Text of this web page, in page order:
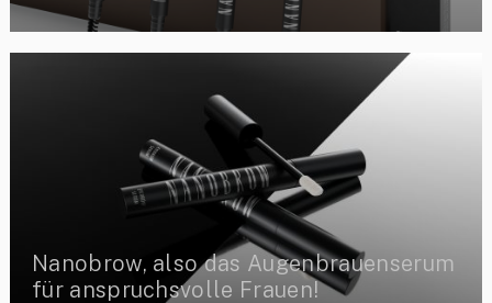
Nanobrow, also das Augenbrauenserum
für anspruchsvolle Frauen!